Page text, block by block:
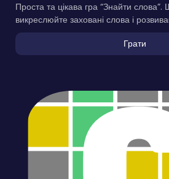
Проста та цікава гра “Знайти слова”.
викреслюйте заховані слова і
Грати